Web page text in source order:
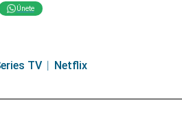
Únete
TV Netflix